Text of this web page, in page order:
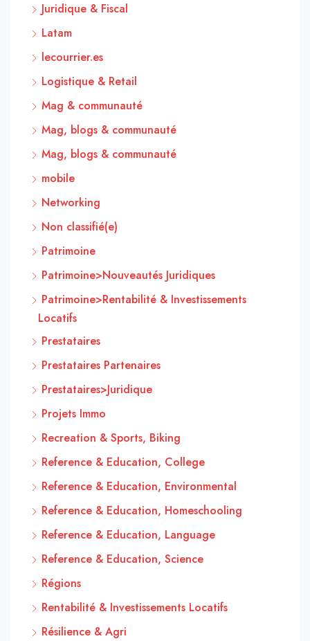
Juridique & Fiscal
Latam
lecourrier.es
Logistique & Retail
Mag & communauté
Mag, blogs & communauté
Mag, blogs & communauté
mobile
Networking
Non classifié(e)
Patrimoine
Patrimoine>Nouveautés Juridiques
Patrimoine>Rentabilité & Investissements
Locatifs
Prestataires
Prestataires Partenaires
Prestataires>Juridique
Projets Immo
Recreation & Sports, Biking
Reference & Education, College
Reference & Education, Environmental
Reference & Education, Homeschooling
Reference & Education, Language
Reference & Education, Science
Régions
Rentabilité & Investissements Locatifs
Résilience & Agri